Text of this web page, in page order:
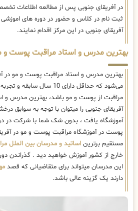
در آفریقای جنوبی پس از مطالعه اطلاعات
ثبت نام در کلاس و حضور در دوره های
آفریقای جنوبی در این مرکز اقدام نمایند.
بهترین مدرس و استاد مراقبت پوست و
بهترین مدرس و استاد مراقبت پوست و مو در
می‌شود که حداقل دارای 10
مراقبت از پوست و مو باشد، بهترین مدرس و
آفریقای جنوبی را میتوان با توجه به سوابق
آموزشگاه یافت ، بدون شک شما با شرکت در
پوست در آموزشگاه مراقبت پوست و مو در
مستقیم برترین اساتید و مدرسان بین الملل
خارج از کشور آموزش خواهید دید . گذراندن
این مدرسان میتواند برای متقاضیانی که قصد
دارند یک گزینه عالی باشد.